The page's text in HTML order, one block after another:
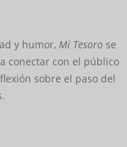
y humor, Mi Tesoro se
conectar con el público
sobre el paso del